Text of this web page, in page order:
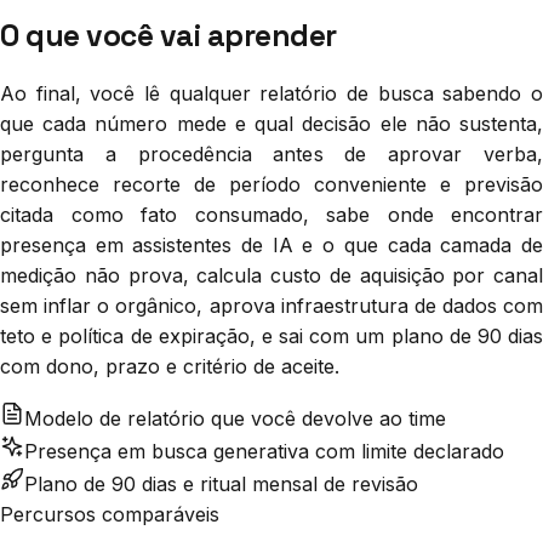
O que você vai aprender
Ao final, você lê qualquer relatório de busca sabendo o
que cada número mede e qual decisão ele não sustenta,
pergunta a procedência antes de aprovar verba,
reconhece recorte de período conveniente e previsão
citada como fato consumado, sabe onde encontrar
presença em assistentes de IA e o que cada camada de
medição não prova, calcula custo de aquisição por canal
sem inflar o orgânico, aprova infraestrutura de dados com
teto e política de expiração, e sai com um plano de 90 dias
com dono, prazo e critério de aceite.
Modelo de relatório que você devolve ao time
Presença em busca generativa com limite declarado
Plano de 90 dias e ritual mensal de revisão
Percursos comparáveis